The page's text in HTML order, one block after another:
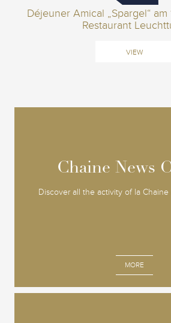
Déjeuner Amical „Spargel“ am
Restaurant
VIEW
Chaine News
Discover all the activity of la
MORE
Chaine News